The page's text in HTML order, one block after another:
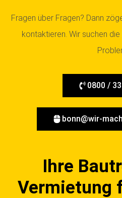
Fragen über Fragen? Dann
kontaktieren. Wir suchen
0800 /
bonn@wir-
Ihre
Vermietung